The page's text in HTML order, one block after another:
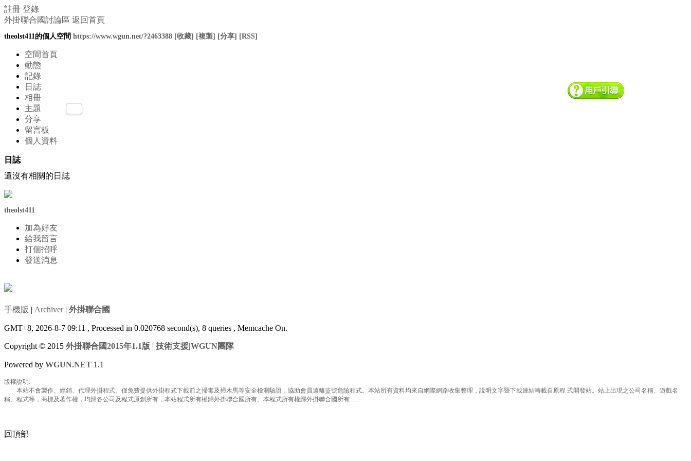
註冊 登錄
外掛聯合國討論區 返回首頁
theolst411的個人空間 https://www.wgun.net/?2463388 [收藏] [複製] [分享] [RSS]
空間首頁
動態
記錄
日誌
相冊
主題
分享
留言板
個人資料
日誌
還沒有相關的日誌
theolst411
加為好友
給我留言
打個招呼
發送消息
手機版 | Archiver| 外掛聯合國
GMT+8, 2026-8-7 09:11 , Processed in 0.020768 second(s), 8 queries , Memcache On.
Copyright © 2015 外掛聯合國2015年1.1版 | 技術支援|WGUN團隊
Powered by WGUN.NET 1.1
版權說明:
本站不會製作、經銷、代理外掛程式。僅免費提供外掛程式下載前之掃毒及掃木馬等安全檢測驗證，協助會員遠離盜號危險程式。本站所有資料均來自網際網路收集整理，說明文字暨下載連結轉載自原程 式開發站。站上出現之公司名稱、遊戲名
稱、程式等，商標及著作權，均歸各公司及程式原創所有，本站程式所有權歸外掛聯合國所有。本程式所有權歸外掛聯合國所有.......
回頂部